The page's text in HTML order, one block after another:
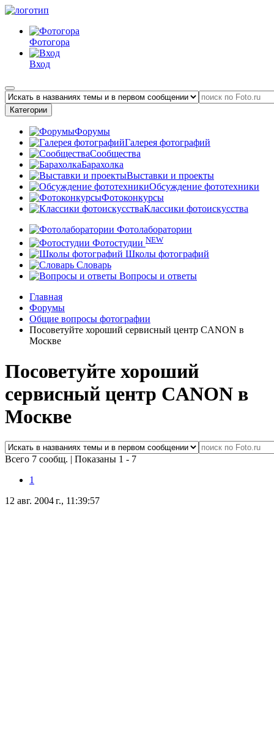
Фотогора
Вход
Категории
Форумы
Галерея фотографий
Сообщества
Барахолка
Выставки и проекты
Обсуждение фототехники
Фотоконкурсы
Классики фотоискусства
Фотолаборатории
Фотостудии NEW
Школы фотографий
Словарь
Вопросы и ответы
Главная
Форумы
Общие вопросы фотографии
Посоветуйте хороший сервисный центр CANON в
Москве
Посоветуйте хороший
сервисный центр CANON в
Москве
Всего 7 сообщ. | Показаны 1 - 7
1
12 авг. 2004 г., 11:39:57